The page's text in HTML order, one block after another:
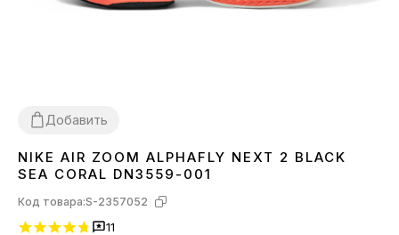
Добавить
3637 38 39 4045
NIKE AIR ZOOM ALPHAFLY NEXT 2 BLACK
SEA CORAL DN3559-001
Код товара:S-2357052
11